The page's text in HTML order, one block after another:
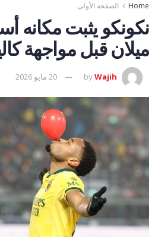
Home الصفحة الأولى
نكونكو يثبت مكانه
ميلان قبل مواجهة
byWajih 20 مايو 2026